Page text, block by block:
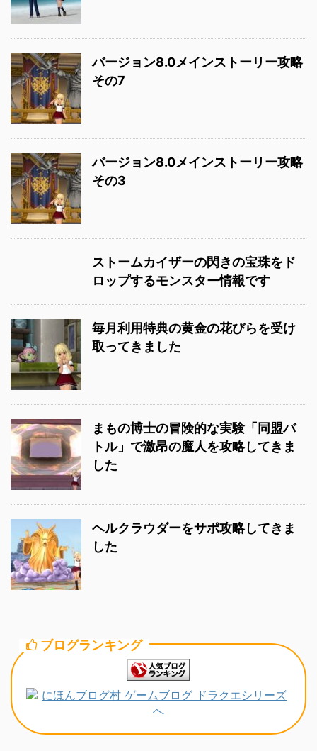
バージョン8.0メインストーリー攻略
その7
バージョン8.0メインストーリー攻略
その3
ストームカイザーの閃きの宝珠をド
ロップするモンスター情報です
毎月利用特典の黄金の花びらを受け
取ってきました
まもの博士の冒険的な実験「同盟バ
トル」で激昂の魔人を攻略してきま
した
ヘルクラウダーをサポ攻略してきま
した
ブログランキング